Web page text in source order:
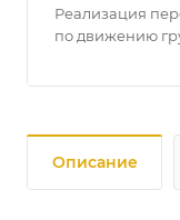
Реализация
по движению
Описание